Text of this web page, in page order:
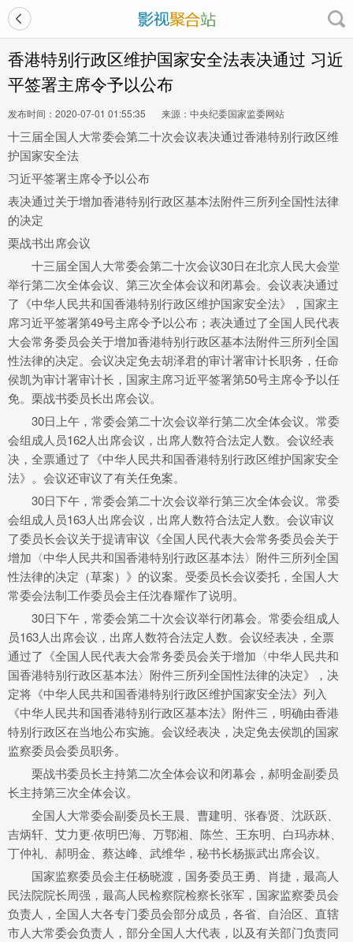
香港特别行政区维护国家安全法表决通过 习近
平签署主席令予以公布
发布时间：2020-07-01 01:55:35 来源：中央纪委国家监委网站
十三届全国人大常委会第二十次会议表决通过香港特别行政区维
护国家安全法
习近平签署主席令予以公布
表决通过关于增加香港特别行政区基本法附件三所列全国性法律
的决定
栗战书出席会议
十三届全国人大常委会第二十次会议30日在北京人民大会堂
举行第二次全体会议、第三次全体会议和闭幕会。会议表决通过
了《中华人民共和国香港特别行政区维护国家安全法》，国家主
席习近平签署第49号主席令予以公布；表决通过了全国人民代表
大会常务委员会关于增加香港特别行政区基本法附件三所列全国
性法律的决定。会议决定免去胡泽君的审计署审计长职务，任命
侯凯为审计署审计长，国家主席习近平签署第50号主席令予以任
免。栗战书委员长出席会议。
30日上午，常委会第二十次会议举行第二次全体会议。常委
会组成人员162人出席会议，出席人数符合法定人数。会议经表
决，全票通过了《中华人民共和国香港特别行政区维护国家安全
法》。会议还审议了有关任免案。
30日下午，常委会第二十次会议举行第三次全体会议。常委
会组成人员163人出席会议，出席人数符合法定人数。会议审议
了委员长会议关于提请审议《全国人民代表大会常务委员会关于
增加〈中华人民共和国香港特别行政区基本法〉附件三所列全国
性法律的决定（草案）》的议案。受委员长会议委托，全国人大
常委会法制工作委员会主任沈春耀作了说明。
30日下午，常委会第二十次会议举行闭幕会。常委会组成人
员163人出席会议，出席人数符合法定人数。会议经表决，全票
通过了《全国人民代表大会常务委员会关于增加〈中华人民共和
国香港特别行政区基本法〉附件三所列全国性法律的决定》，决
定将《中华人民共和国香港特别行政区维护国家安全法》列入
《中华人民共和国香港特别行政区基本法》附件三，明确由香港
特别行政区在当地公布实施。会议经表决，决定免去侯凯的国家
监察委员会委员职务。
栗战书委员长主持第二次全体会议和闭幕会，郝明金副委员
长主持第三次全体会议。
全国人大常委会副委员长王晨、曹建明、张春贤、沈跃跃、
吉炳轩、艾力更·依明巴海、万鄂湘、陈竺、王东明、白玛赤林、
丁仲礼、郝明金、蔡达峰、武维华，秘书长杨振武出席会议。
国家监察委员会主任杨晓渡，国务委员王勇、肖捷，最高人
民法院院长周强，最高人民检察院检察长张军，国家监察委员会
负责人，全国人大各专门委员会部分成员，各省、自治区、直辖
市人大常委会负责人，部分全国人大代表，以及有关部门负责同